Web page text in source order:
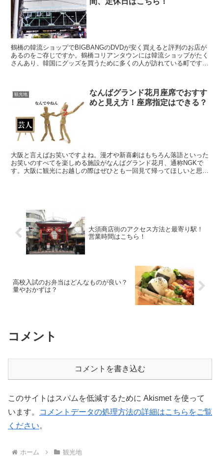
鶴橋の韓流ショップでBIGBANGのDVDが安く買えると評判のお店が
あるのをご存じですか。鶴橋コリアンタウンには韓流ショップがたく
さんあり、韓国にグッズを買うために多くの人が訪れている町です。
観光地
なんばグランド花月座席でおすす
めと見え方！座席指定はできる？
大阪と言えばお笑いですよね。漫才や新喜劇はもちろん落語といった
お笑いのすべてを楽しめる施設がなんばグランド花月、通称NGKで
す。大阪に観光にお越しの際はぜひとも一回見て帰ってほしいと思う
大須商店街のアクセス方法と最寄り駅！
営業時間はこちら！
高校入試のお弁当はどんなものが良い？
量やおかずは？
コメント
コメントを書き込む
このサイトはスパムを低減するために Akismet を使って
います。
コメントデータの処理方法の詳細はこちらをご覧
ください。
ホーム 観光地